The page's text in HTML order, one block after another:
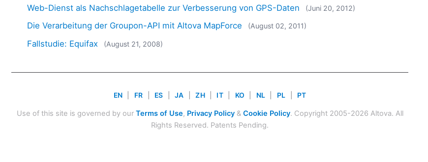
Web-Dienst als Nachschlagetabelle zur Verbesserung von GPS-Daten (Juni 20, 2012)
Die Verarbeitung der Groupon-API mit Altova MapForce (August 02, 2011)
Fallstudie: Equifax (August 21, 2008)
EN FR ES JA ZH IT KO NL PL PT
Use of this site is governed by our Terms of Use, Privacy Policy& Cookie Policy. Copyright 2005-2026 Altova. All
Rights Reserved. Patents Pending.